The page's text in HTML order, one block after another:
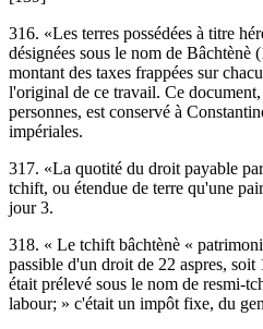
316. «Les terres possédées à titre
désignées sous le nom de Bâchtènè
montant des taxes frappées sur
l'original de ce travail. Ce
personnes, est conservé à
impériales.
317. «La quotité du droit payable
tchift, ou étendue de terre qu'une
jour 3.
318. « Le tchift bâchtènè «
passible d'un droit de 22 aspres,
était prélevé sous le nom de resmi-
labour; » c'était un impôt fixe, du